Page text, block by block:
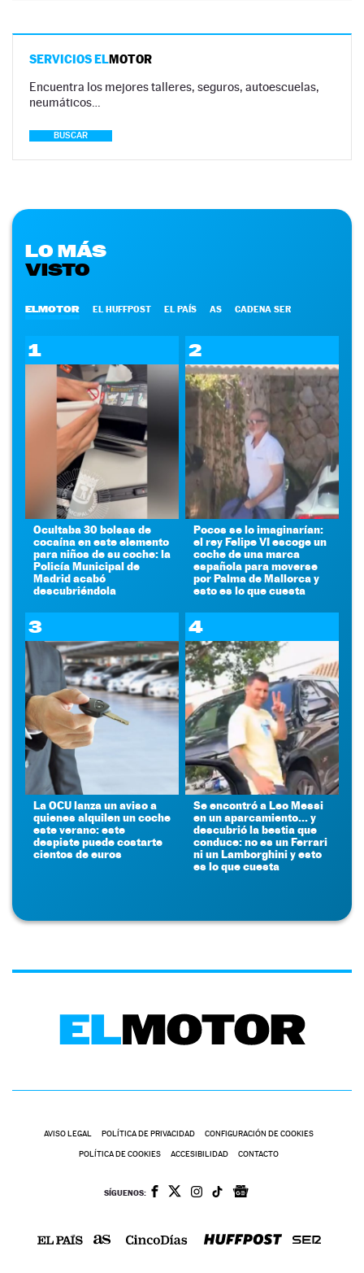
SERVICIOS ELMOTOR
Encuentra los mejores talleres, seguros, autoescuelas,
neumáticos…
BUSCAR
LO MÁS
VISTO
ELMOTOR EL HUFFPOST EL PAÍS AS CADENA SER
1
Ocultaba 30 bolsas de
cocaína en este elemento
para niños de su coche: la
Policía Municipal de
Madrid acabó
descubriéndola
2
Pocos se lo imaginarían:
el rey Felipe VI escoge un
coche de una marca
española para moverse
por Palma de Mallorca y
esto es lo que cuesta
3
La OCU lanza un aviso a
quienes alquilen un coche
este verano: este
despiste puede costarte
cientos de euros
4
Se encontró a Leo Messi
en un aparcamiento... y
descubrió la bestia que
conduce: no es un Ferrari
ni un Lamborghini y esto
es lo que cuesta
AVISO LEGAL POLÍTICA DE PRIVACIDAD CONFIGURACIÓN DE COOKIES
POLÍTICA DE COOKIES ACCESIBILIDAD CONTACTO
SÍGUENOS: